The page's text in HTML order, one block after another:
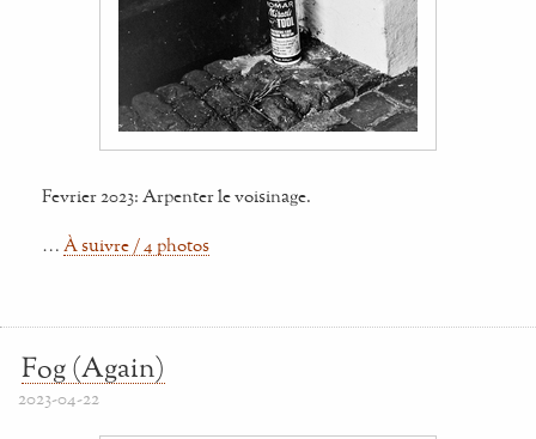
Fevrier 2023: Arpenter le voisinage.
… À suivre / 4 photos
Fog (Again)
2023-04-22